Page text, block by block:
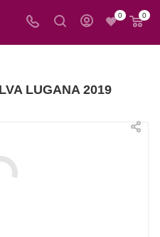
0 0
LUGANA 2019